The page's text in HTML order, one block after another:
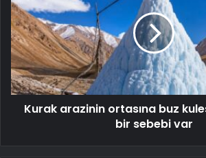
Kurak arazinin ortasına buz
bir sebebi var